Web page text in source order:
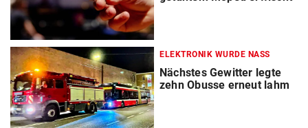
ELEKTRONIK WURDE NASS
Nächstes Gewitter legte
zehn Obusse erneut lahm